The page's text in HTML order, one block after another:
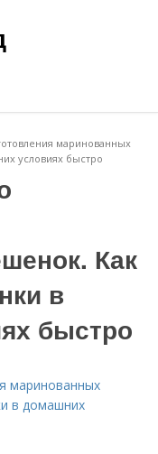
маринованных
условиях быстро
Как
в
быстро
маринованных
в домашних